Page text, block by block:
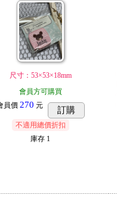
尺寸：53×53×18mm
會員方可購買
員價 270 元 訂購
不適用總價折扣
庫存 1